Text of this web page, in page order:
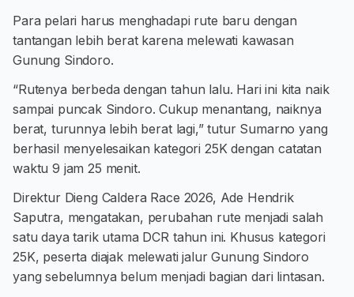
Para pelari harus menghadapi rute baru dengan
tantangan lebih berat karena melewati kawasan
Gunung Sindoro.
“Rutenya berbeda dengan tahun lalu. Hari ini kita naik
sampai puncak Sindoro. Cukup menantang, naiknya
berat, turunnya lebih berat lagi,” tutur Sumarno yang
berhasil menyelesaikan kategori 25K dengan catatan
waktu 9 jam 25 menit.
Direktur Dieng Caldera Race 2026, Ade Hendrik
Saputra, mengatakan, perubahan rute menjadi salah
satu daya tarik utama DCR tahun ini. Khusus kategori
25K, peserta diajak melewati jalur Gunung Sindoro
yang sebelumnya belum menjadi bagian dari lintasan.